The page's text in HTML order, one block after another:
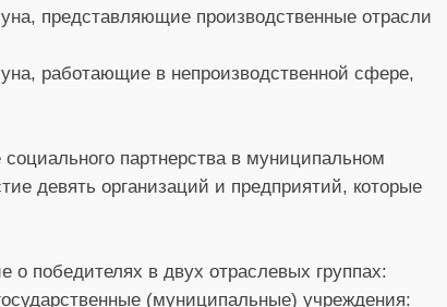
представляющие производственные отрасли
работающие в непроизводственной сфере,
партнерства в муниципальном
девять организаций и предприятий, которые
о победителях в двух отраслевых группах:
(муниципальные) учреждения: